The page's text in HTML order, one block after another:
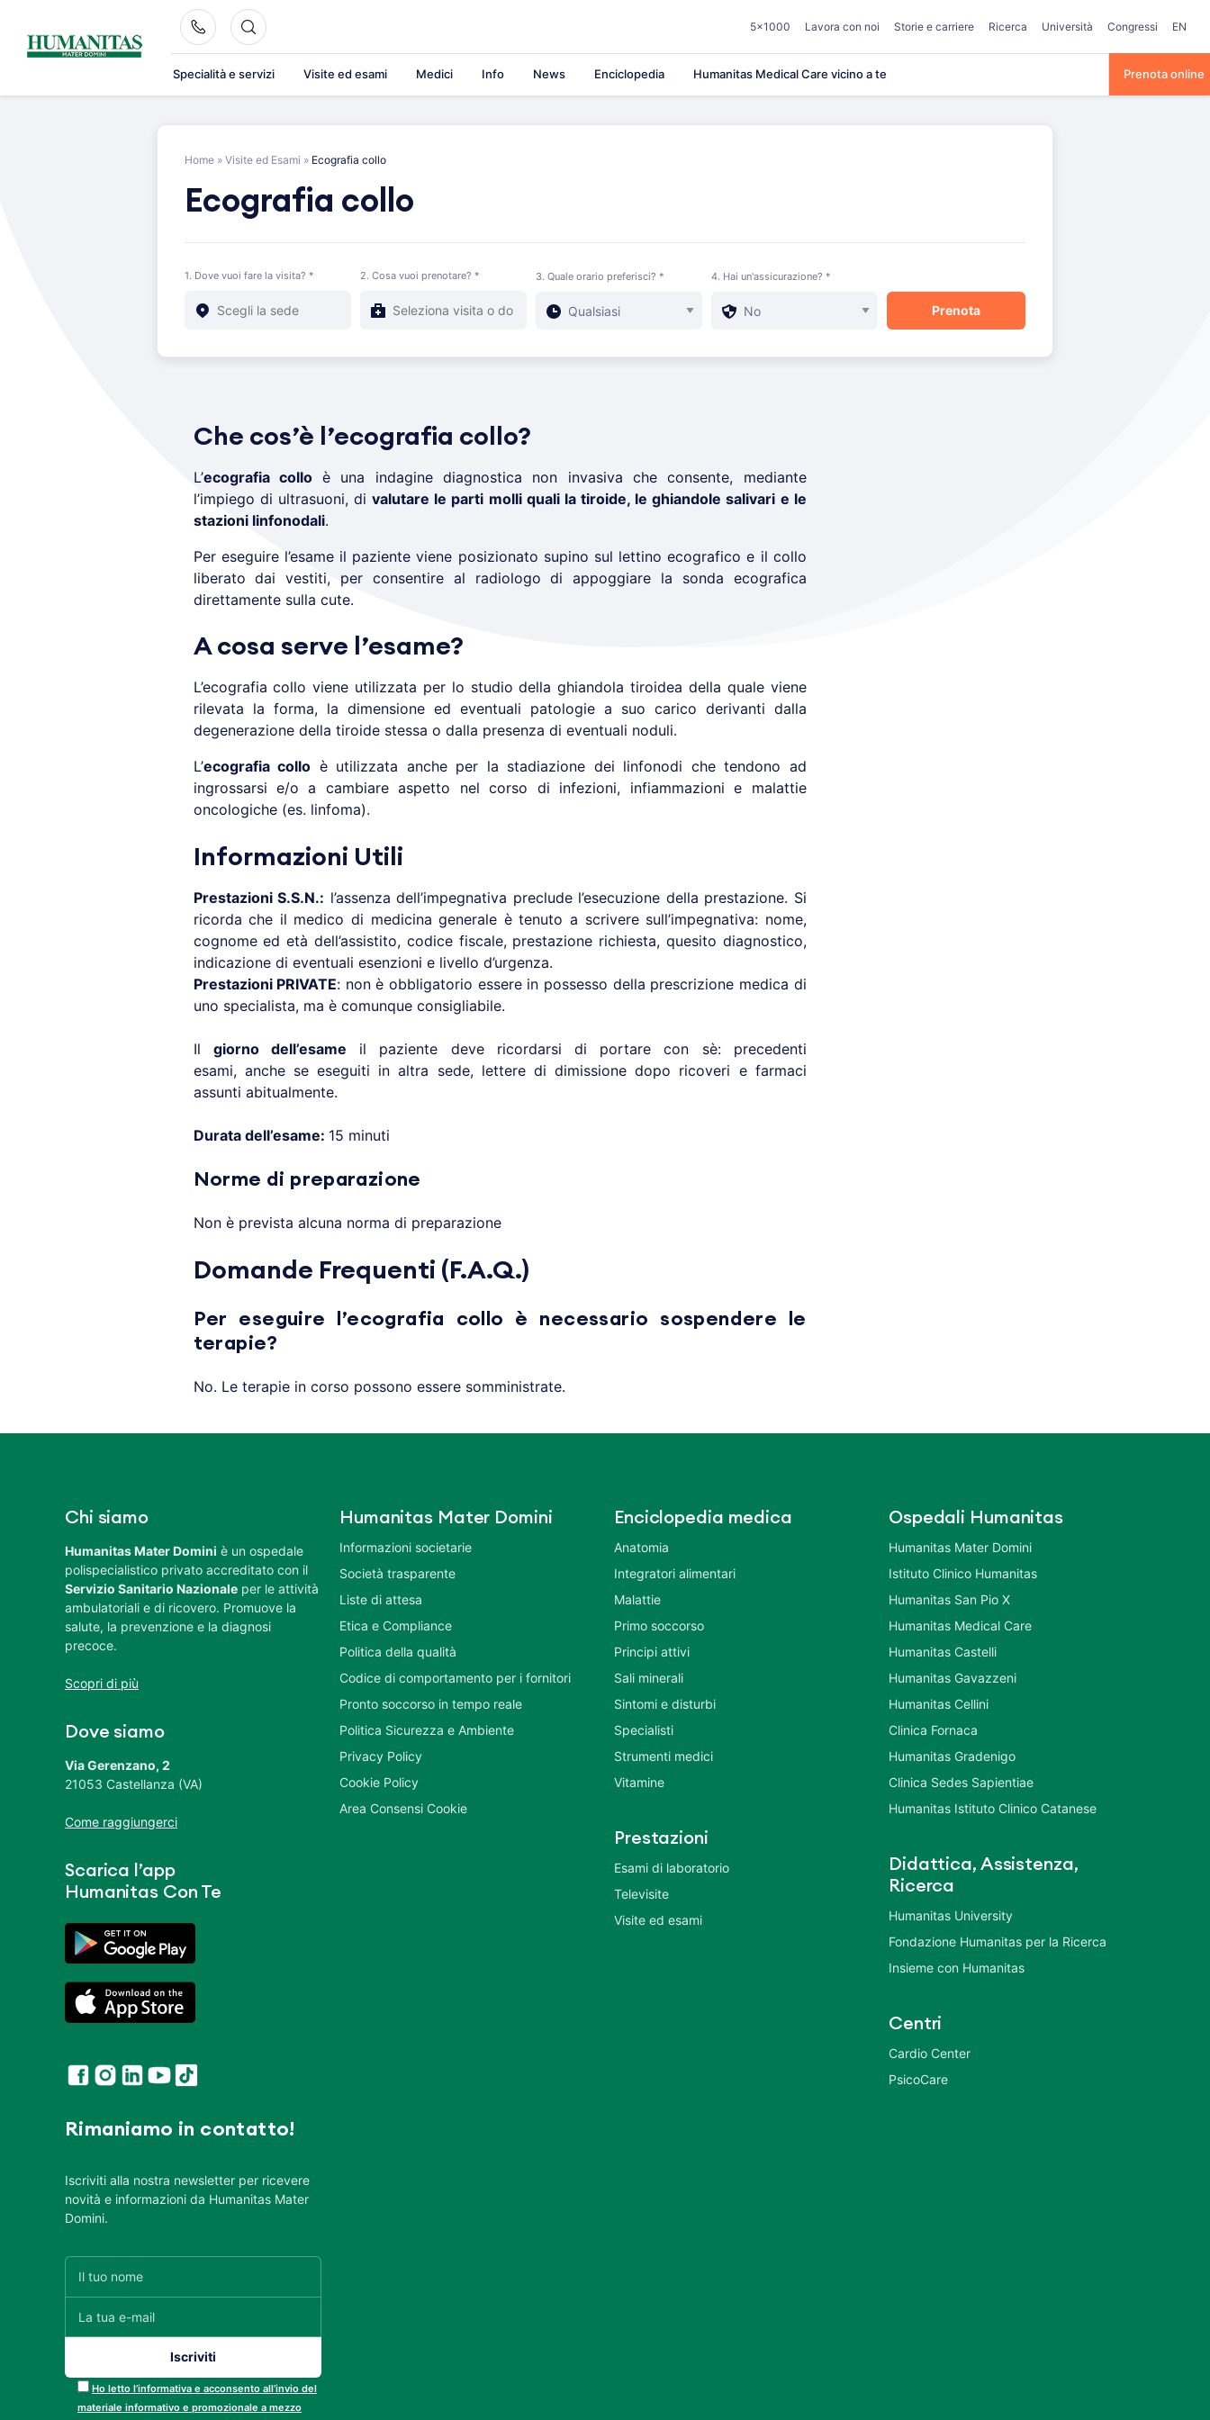
content
5×1000 Lavora con noi Storie e carriere Ricerca Università Congressi EN
Specialità e servizi Visite ed esami Medici Info News Enciclopedia Humanitas Medical Care vicino a te Prenota online
Home » Visite ed Esami » Ecografia collo
Ecografia collo
1. Dove vuoi fare la visita? * 2. Cosa vuoi prenotare? * 3. Quale orario preferisci? * 4. Hai un'assicurazione? *
Che cos’è l’ecografia collo?
L’ecografia colloè una indagine diagnostica non invasiva che consente, mediante
l’impiego di ultrasuoni, divalutare le parti molli quali la tiroide, le ghiandole salivari e le
stazioni linfonodali.
Per eseguire l’esame il paziente viene posizionato supino sul lettino ecografico e il collo
liberato dai vestiti, per consentire al radiologo di appoggiare la sonda ecografica
direttamente sulla cute.
A cosa serve l’esame?
L’ecografia collo viene utilizzata per lo studio della ghiandola tiroidea della quale viene
rilevata la forma, la dimensione ed eventuali patologie a suo carico derivanti dalla
degenerazione della tiroide stessa o dalla presenza di eventuali noduli.
L’ecografia collo è utilizzata anche per la stadiazione dei linfonodi che tendono ad
ingrossarsi e/o a cambiare aspetto nel corso di infezioni, infiammazioni e malattie
oncologiche (es. linfoma).
Informazioni Utili
Prestazioni S.S.N.: l’assenza dell’impegnativa preclude l’esecuzione della prestazione. Si
ricorda che il medico di medicina generale è tenuto a scrivere sull’impegnativa: nome,
cognome ed età dell’assistito, codice fiscale, prestazione richiesta, quesito diagnostico,
indicazione di eventuali esenzioni e livello d’urgenza.
Prestazioni PRIVATE: non è obbligatorio essere in possesso della prescrizione medica di
uno specialista, ma è comunque consigliabile.
Il giorno dell’esame il paziente deve ricordarsi di portare con sè: precedenti
esami, anche se eseguiti in altra sede, lettere di dimissione dopo ricoveri e farmaci
assunti abitualmente.
Durata dell’esame: 15 minuti
Norme di preparazione
Non è prevista alcuna norma di preparazione
Domande Frequenti (F.A.Q.)
Per eseguire l’ecografia collo è necessario sospendere le
terapie?
No. Le terapie in corso possono essere somministrate.
Chi siamo
Humanitas Mater Domini è un ospedale
polispecialistico privato accreditato con il
Servizio Sanitario Nazionale per le attività
ambulatoriali e di ricovero. Promuove la
salute, la prevenzione e la diagnosi
precoce.
Scopri di più
Dove siamo
Via Gerenzano, 2
21053 Castellanza (VA)
Come raggiungerci
Scarica l’app
Humanitas Con Te
Rimaniamo in contatto!
Iscriviti alla nostra newsletter per ricevere
novità e informazioni da Humanitas Mater
Domini.
Ho letto l’informativa e acconsento all’invio del
materiale informativo e promozionale a mezzo
Humanitas Mater Domini
Informazioni societarie
Società trasparente
Liste di attesa
Etica e Compliance
Politica della qualità
Codice di comportamento per i fornitori
Pronto soccorso in tempo reale
Politica Sicurezza e Ambiente
Privacy Policy
Cookie Policy
Area Consensi Cookie
Enciclopedia medica
Anatomia
Integratori alimentari
Malattie
Primo soccorso
Principi attivi
Sali minerali
Sintomi e disturbi
Specialisti
Strumenti medici
Vitamine
Prestazioni
Esami di laboratorio
Televisite
Visite ed esami
Ospedali Humanitas
Humanitas Mater Domini
Istituto Clinico Humanitas
Humanitas San Pio X
Humanitas Medical Care
Humanitas Castelli
Humanitas Gavazzeni
Humanitas Cellini
Clinica Fornaca
Humanitas Gradenigo
Clinica Sedes Sapientiae
Humanitas Istituto Clinico Catanese
Didattica, Assistenza,
Ricerca
Humanitas University
Fondazione Humanitas per la Ricerca
Insieme con Humanitas
Centri
Cardio Center
PsicoCare